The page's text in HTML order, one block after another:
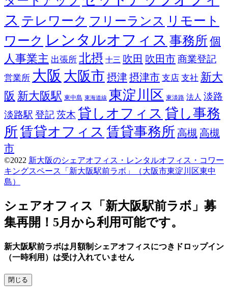
ス テレワーク フリーランス リモート
ワーク レンタルオフィス 事務所 個
人事業主 出張所 北摂 十三 吹田 吹田市商業登記
営業所 大阪 大阪市 摂津摂津市 支店 支社 新大
阪 新大阪駅 東中島 東海道線 東淀川区 東淡路 法人 淡路
淡路駅 登記茨木 貸しオフィス 貸し事務
所賃貸オフィス 賃貸事務所 高槻 高槻
市
©2022 新大阪のシェアオフィス・レンタルオフィス・コワー
キングスペース「新大阪駅前ラボ」（大阪市東淀川区東中
島）
parallax
theme
by
FameThemes
シェアオフィス「新大阪駅前ラボ」募
集再開！5月から利用可能です。
新大阪駅前ラボは月額制シェアオフィスにつきドロップイン
（一時利用）は受け入れていません
閉じる